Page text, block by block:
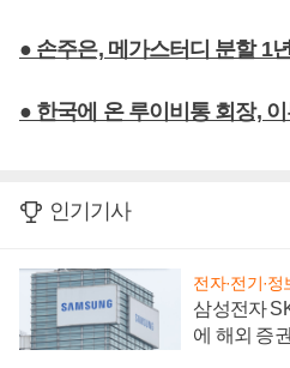
● 손주은, 메가스터디 분할 1
● 한국에 온 루이비통 회장,
인기기사
전자·전기·정
삼성전자
에 해외 증